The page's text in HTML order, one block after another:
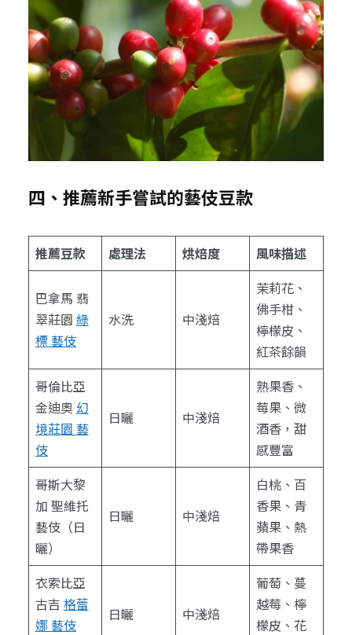
四、推薦新手嘗試的藝伎豆款
推薦豆款 處理法 烘焙度 風味描述
巴拿馬 翡
翠莊園 綠
標 藝伎
水洗 中淺焙
茉莉花、
佛手柑、
檸檬皮、
紅茶餘韻
哥倫比亞
金迪奧 幻
境莊園 藝
伎
日曬 中淺焙
熟果香、
莓果、微
酒香，甜
感豐富
哥斯大黎
加 聖維托
藝伎（日
曬）
日曬 中淺焙
白桃、百
香果、青
蘋果、熱
帶果香
衣索比亞
古吉 格蕾
娜 藝伎
日曬 中淺焙
葡萄、蔓
越莓、檸
檬皮、花